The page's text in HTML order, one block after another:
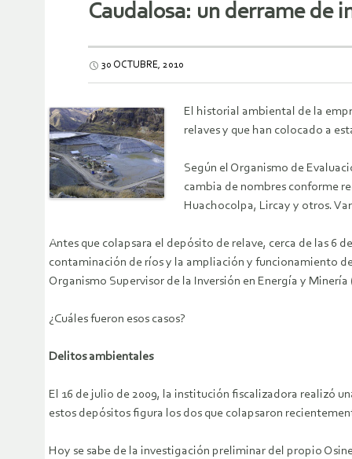
Caudalosa: un derrame de
30 OCTUBRE, 2010
El historial ambiental de la
relaves y que han colocado a
Según el Organismo de
cambia de nombres conforme
Huachocolpa, Lircay y otros.
Antes que colapsara el depósito de relave, cerca de las 6
contaminación de ríos y la ampliación y funcionamiento
Organismo Supervisor de la Inversión en Energía y
¿Cuáles fueron esos casos?
Delitos ambientales
El 16 de julio de 2009, la institución fiscalizadora realizó
estos depósitos figura los dos que colapsaron
Hoy se sabe de la investigación preliminar del propio